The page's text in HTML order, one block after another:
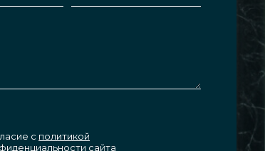
с политикой
сайта